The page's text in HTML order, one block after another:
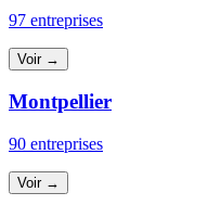
97 entreprises
Voir →
Montpellier
90 entreprises
Voir →